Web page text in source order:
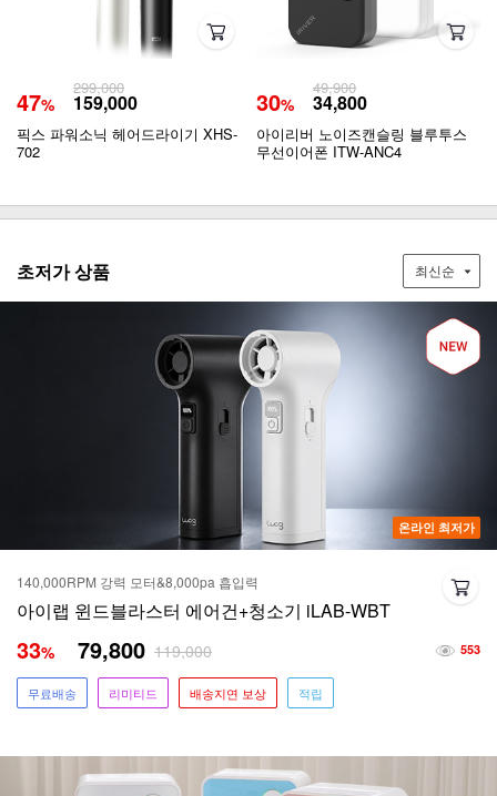
47%
299,000
159,000
픽스 파워소닉 헤어드라이기 XHS-
702
30%
49,900
34,800
아이리버 노이즈캔슬링 블루투스
무선이어폰 ITW-ANC4
초저가 상품
온라인 최저가
140,000RPM 강력 모터&8,000pa 흡입력
아이랩 윈드블라스터 에어건+청소기 iLAB-WBT
553
33% 79,800 119,000
무료배송 리미티드 배송지연 보상 적립